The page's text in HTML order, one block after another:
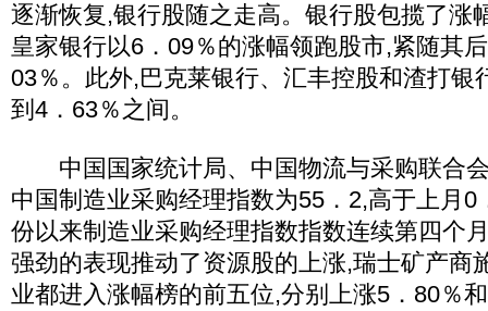
逐渐恢复,银行股随之走高。银行股包揽了涨
皇家银行以6．09％的涨幅领跑股市,紧随其
03％。此外,巴克莱银行、汇丰控股和渣打银
到4．63％之间。
中国国家统计局、中国物流与采购联合
中国制造业采购经理指数为55．2,高于上月0
份以来制造业采购经理指数指数连续第四个
强劲的表现推动了资源股的上涨,瑞士矿产商
业都进入涨幅榜的前五位,分别上涨5．80％